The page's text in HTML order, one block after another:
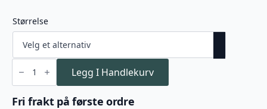
Størrelse
Volantis
Integrated
Intermediate/Sink
3
antall
Legg I Handlekurv
Fri frakt på første ordre